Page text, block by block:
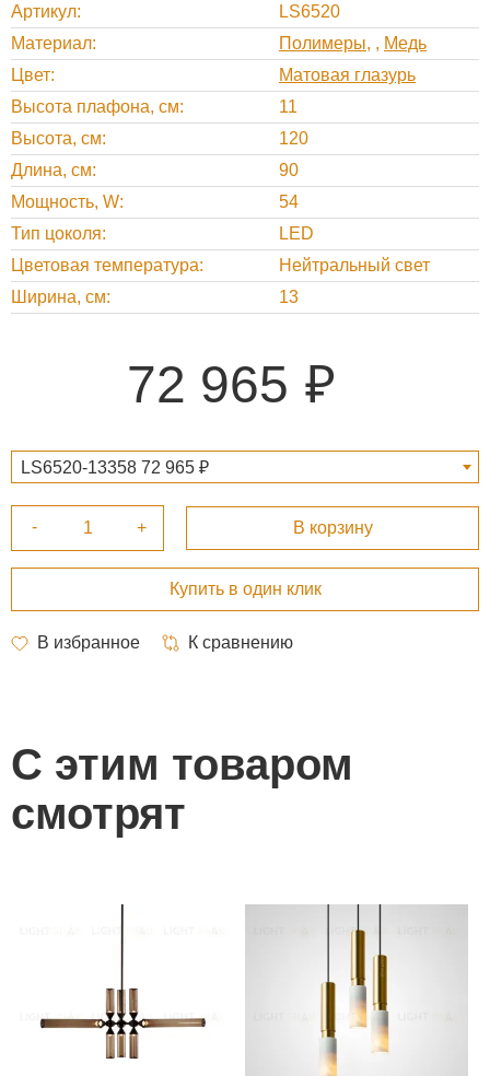
Артикул
LS6520
Материал
Полимеры , Медь
Цвет
Матовая глазурь
Высота плафона, см
11
Высота, см
120
Длина, см
90
Мощность, W
54
Тип цоколя
LED
Цветовая температура
Нейтральный свет
Ширина, см
13
72 965
LS6520-13358 72 965 ₽
С этим товаром
смотрят